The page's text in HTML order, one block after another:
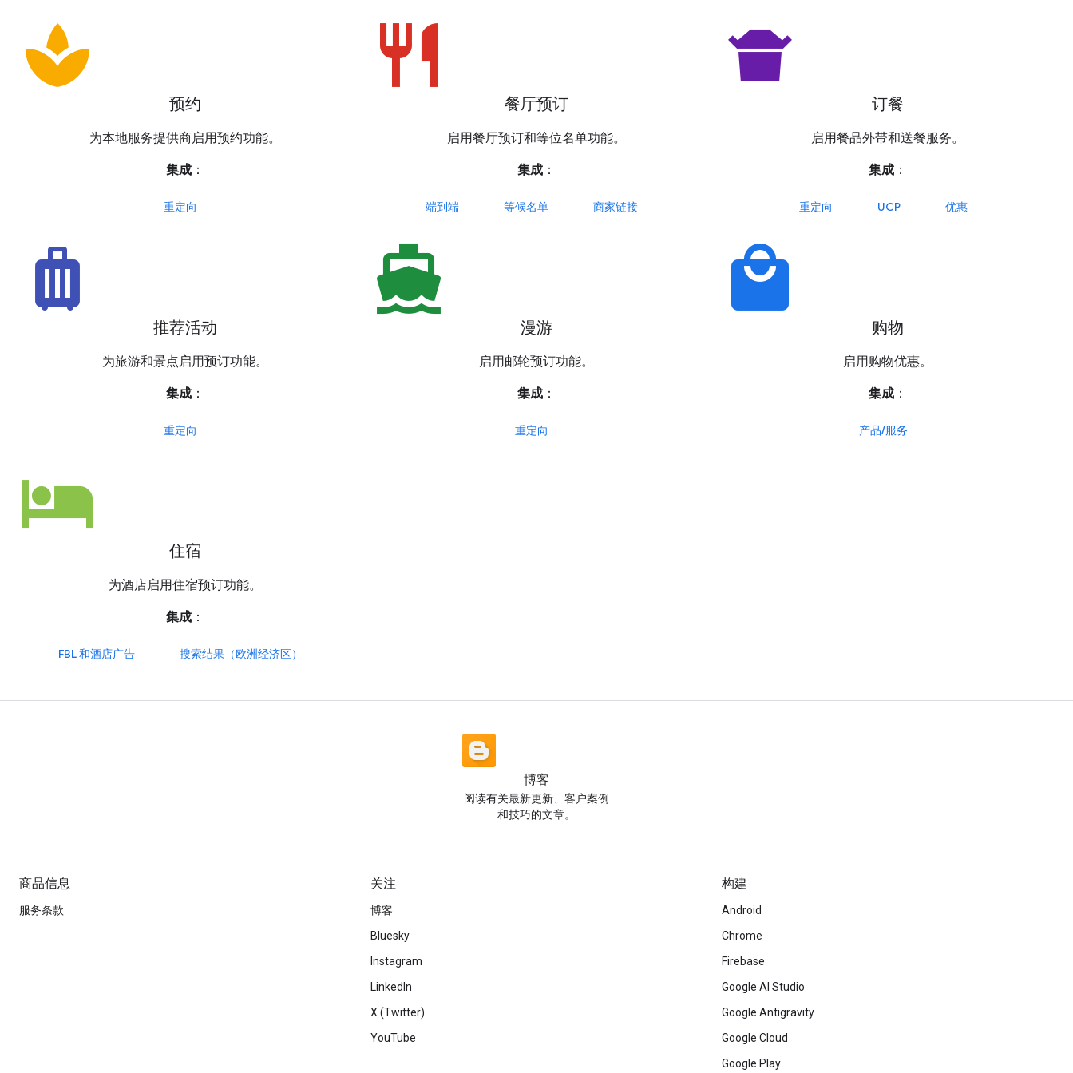
spa
预约
为本地服务提供商启用预约功能。
集成 ：
重定向
restaurant
餐厅预订
启用餐厅预订和等位名单功能。
集成 ：
端到端 等候名单 商家链接
takeout_dining
订餐
启用餐品外带和送餐服务。
集成 ：
重定向 UCP 优惠
luggage
推荐活动
为旅游和景点启用预订功能。
集成 ：
重定向
directions_boat
漫游
启用邮轮预订功能。
集成 ：
重定向
local_mall
购物
启用购物优惠。
集成 ：
产品/服务
hotel
住宿
为酒店启用住宿预订功能。
集成 ：
FBL 和酒店广告 搜索结果（欧洲经济区）
博客
阅读有关最新更新、客户案例
和技巧的文章。
商品信息
服务条款
关注
博客
Bluesky
Instagram
LinkedIn
X (Twitter)
YouTube
构建
Android
Chrome
Firebase
Google AI Studio
Google Antigravity
Google Cloud
Google Play